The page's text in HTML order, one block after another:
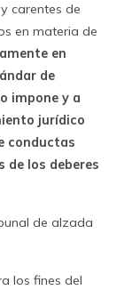
carentes de
en materia de
en
de
impone y a
jurídico
conductas
los deberes
de alzada
los fines del